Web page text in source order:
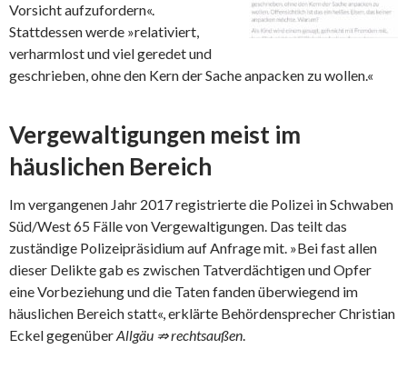
Vorsicht aufzufordern«.
Stattdessen werde »relativiert,
verharmlost und viel geredet und
geschrieben, ohne den Kern der Sache anpacken zu wollen.«
Vergewaltigungen meist im
häuslichen Bereich
Im vergangenen Jahr 2017 registrierte die Polizei in Schwaben
Süd/West 65 Fälle von Vergewaltigungen. Das teilt das
zuständige Polizeipräsidium auf Anfrage mit. »Bei fast allen
dieser Delikte gab es zwischen Tatverdächtigen und Opfer
eine Vorbeziehung und die Taten fanden überwiegend im
häuslichen Bereich statt«, erklärte Behördensprecher Christian
Eckel gegenüberAllgäu ⇏ rechtsaußen.